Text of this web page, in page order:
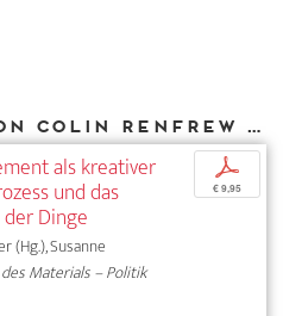
Weitere Texte von Colin Renfrew bei DIAPHANES
als kreativer
und das
Dinge
(Hg.), Susanne
Materials – Politik
p
€ 9,95